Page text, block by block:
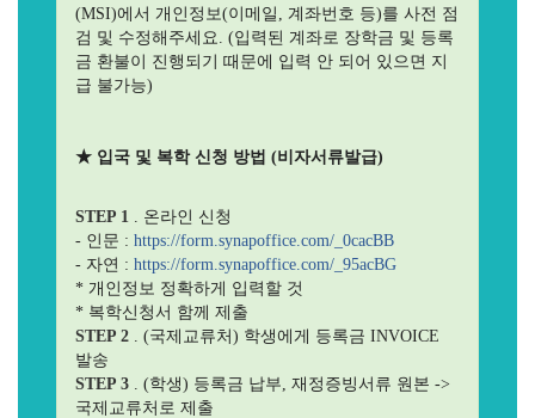
(MSI)에서 개인정보(이메일, 계좌번호 등)를 사전 점
검 및 수정해주세요. (입력된 계좌로 장학금 및 등록
금 환불이 진행되기 때문에 입력 안 되어 있으면 지
급 불가능)
★ 입국 및 복학 신청 방법 (비자서류발급)
STEP 1
. 온라인 신청
- 인문 : https://form.synapoffice.com/_0cacBB
- 자연 : https://form.synapoffice.com/_95acBG
* 개인정보 정확하게 입력할 것
* 복학신청서 함께 제출
STEP 2
. (국제교류처) 학생에게 등록금 INVOICE
발송
STEP 3
. (학생) 등록금 납부, 재정증빙서류 원본 ->
국제교류처로 제출